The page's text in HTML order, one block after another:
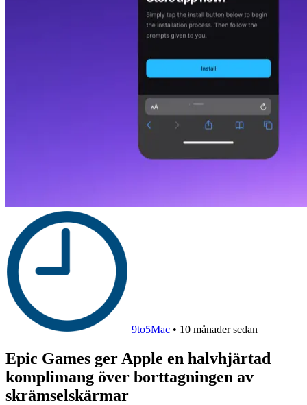
9to5Mac • 10 månader sedan
Epic Games ger Apple en halvhjärtad
komplimang över borttagningen av
skrämselskärmar